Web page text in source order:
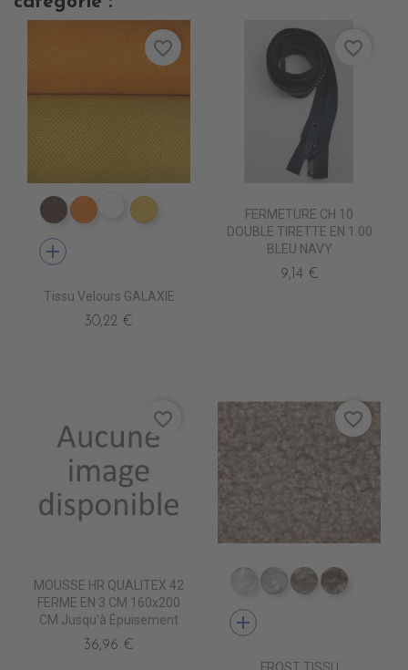
ES1802 MARRON
ES1804 ORANGE
ES1809 VIOLET epuisem
ES1824 JAUNE
add
Tissu Velours GALAXIE
30,22 €
favorite_border
FERMETURE CH 10
DOUBLE TIRETTE EN 1.00
BLEU NAVY
9,14 €
favorite_border
MOUSSE HR QUALITEX 42
FERME EN 3 CM 160x200
CM Jusqu'à Épuisement
36,96 €
favorite_border
TA5300 BLANC
TA5301 CREME
TA5302 LIN
TA5303
add
favorite_border